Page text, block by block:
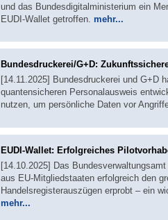
und das Bundesdigitalministerium ein
EUDI-Wallet getroffen. mehr...
Bundesdruckerei/G+D:
[14.11.2025] Bundesdruckerei und G+D
quantensicheren Personalausweis
nutzen, um persönliche Daten vor
EUDI-Wallet: Erfolgreiches
[14.10.2025] Das
aus EU-Mitgliedstaaten erfolgreich den
Handelsregisterauszügen erprobt – ein
mehr...